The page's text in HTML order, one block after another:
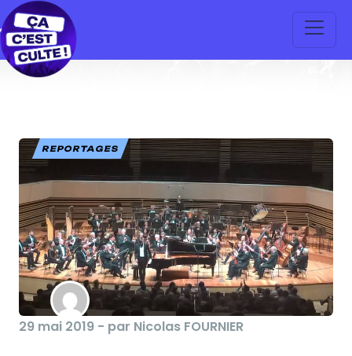
REPORTAGES
29 mai 2019 - par Nicolas FOURNIER